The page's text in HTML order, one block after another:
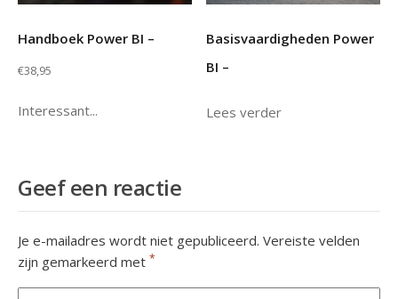
Handboek Power BI –
€38,95
Interessant...
Basisvaardigheden Power
BI –
Lees verder
Geef een reactie
Je e-mailadres wordt niet gepubliceerd. Vereiste velden
zijn gemarkeerd met *